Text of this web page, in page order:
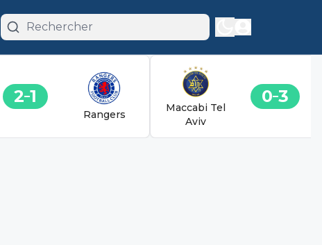
2 1
Rangers
Maccabi Tel
Aviv
0 3